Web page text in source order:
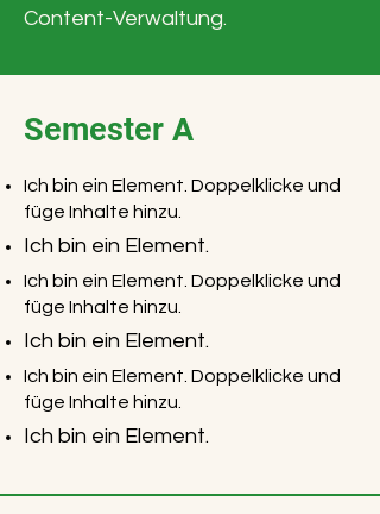
Content-Verwaltung.
Semester A
Ich bin ein Element. Doppelklicke und
füge Inhalte hinzu.
Ich bin ein Element.
Ich bin ein Element. Doppelklicke und
füge Inhalte hinzu.
Ich bin ein Element.
Ich bin ein Element. Doppelklicke und
füge Inhalte hinzu.
Ich bin ein Element.